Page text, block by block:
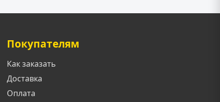
Покупателям
Как заказать
Доставка
Оплата